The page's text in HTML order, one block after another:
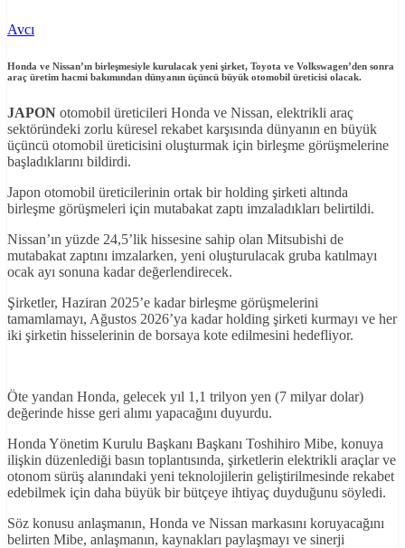
Avcı
Honda ve Nissan’ın birleşmesiyle kurulacak yeni şirket, Toyota ve Volkswagen’den sonra
araç üretim hacmi bakımından dünyanın üçüncü büyük otomobil üreticisi olacak.
JAPON otomobil üreticileri Honda ve Nissan, elektrikli araç
sektöründeki zorlu küresel rekabet karşısında dünyanın en büyük
üçüncü otomobil üreticisini oluşturmak için birleşme görüşmelerine
başladıklarını bildirdi.
Japon otomobil üreticilerinin ortak bir holding şirketi altında
birleşme görüşmeleri için mutabakat zaptı imzaladıkları belirtildi.
Nissan’ın yüzde 24,5’lik hissesine sahip olan Mitsubishi de
mutabakat zaptını imzalarken, yeni oluşturulacak gruba katılmayı
ocak ayı sonuna kadar değerlendirecek.
Şirketler, Haziran 2025’e kadar birleşme görüşmelerini
tamamlamayı, Ağustos 2026’ya kadar holding şirketi kurmayı ve her
iki şirketin hisselerinin de borsaya kote edilmesini hedefliyor.
Öte yandan Honda, gelecek yıl 1,1 trilyon yen (7 milyar dolar)
değerinde hisse geri alımı yapacağını duyurdu.
Honda Yönetim Kurulu Başkanı Başkanı Toshihiro Mibe, konuya
ilişkin düzenlediği basın toplantısında, şirketlerin elektrikli araçlar ve
otonom sürüş alanındaki yeni teknolojilerin geliştirilmesinde rekabet
edebilmek için daha büyük bir bütçeye ihtiyaç duyduğunu söyledi.
Söz konusu anlaşmanın, Honda ve Nissan markasını koruyacağını
belirten Mibe, anlaşmanın, kaynakları paylaşmayı ve sinerji